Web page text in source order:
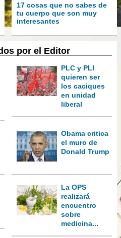
17 cosas que no sabes de
tu cuerpo que son muy
interesantes
por el Editor
PLC y PLI
quieren ser
los caciques
en unidad
liberal
Obama critica
el muro de
Donald Trump
La OPS
realizará
encuentro
sobre
medicina...